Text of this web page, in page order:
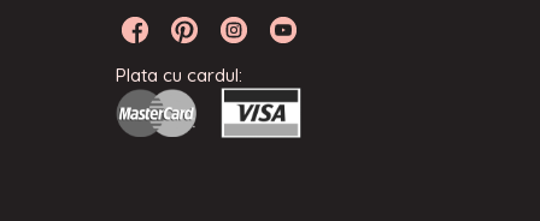
Plata cu cardul: